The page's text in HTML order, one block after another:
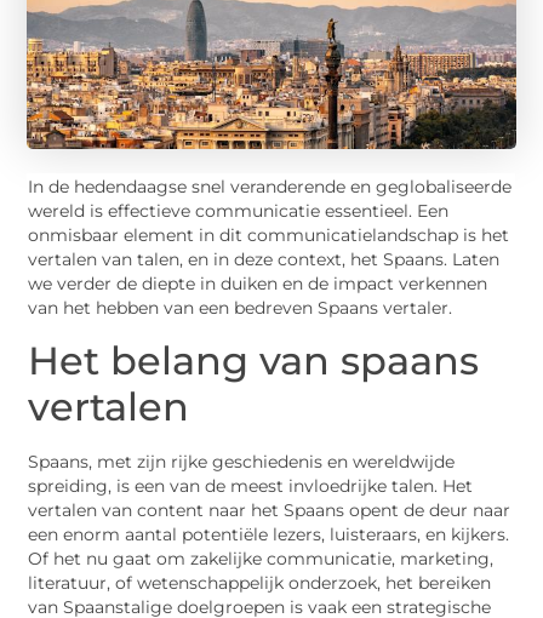
In de hedendaagse snel veranderende en geglobaliseerde
wereld is effectieve communicatie essentieel. Een
onmisbaar element in dit communicatielandschap is het
vertalen van talen, en in deze context, het Spaans. Laten
we verder de diepte in duiken en de impact verkennen
van het hebben van een bedreven Spaans vertaler.
Het belang van spaans
vertalen
Spaans, met zijn rijke geschiedenis en wereldwijde
spreiding, is een van de meest invloedrijke talen. Het
vertalen van content naar het Spaans opent de deur naar
een enorm aantal potentiële lezers, luisteraars, en kijkers.
Of het nu gaat om zakelijke communicatie, marketing,
literatuur, of wetenschappelijk onderzoek, het bereiken
van Spaanstalige doelgroepen is vaak een strategische